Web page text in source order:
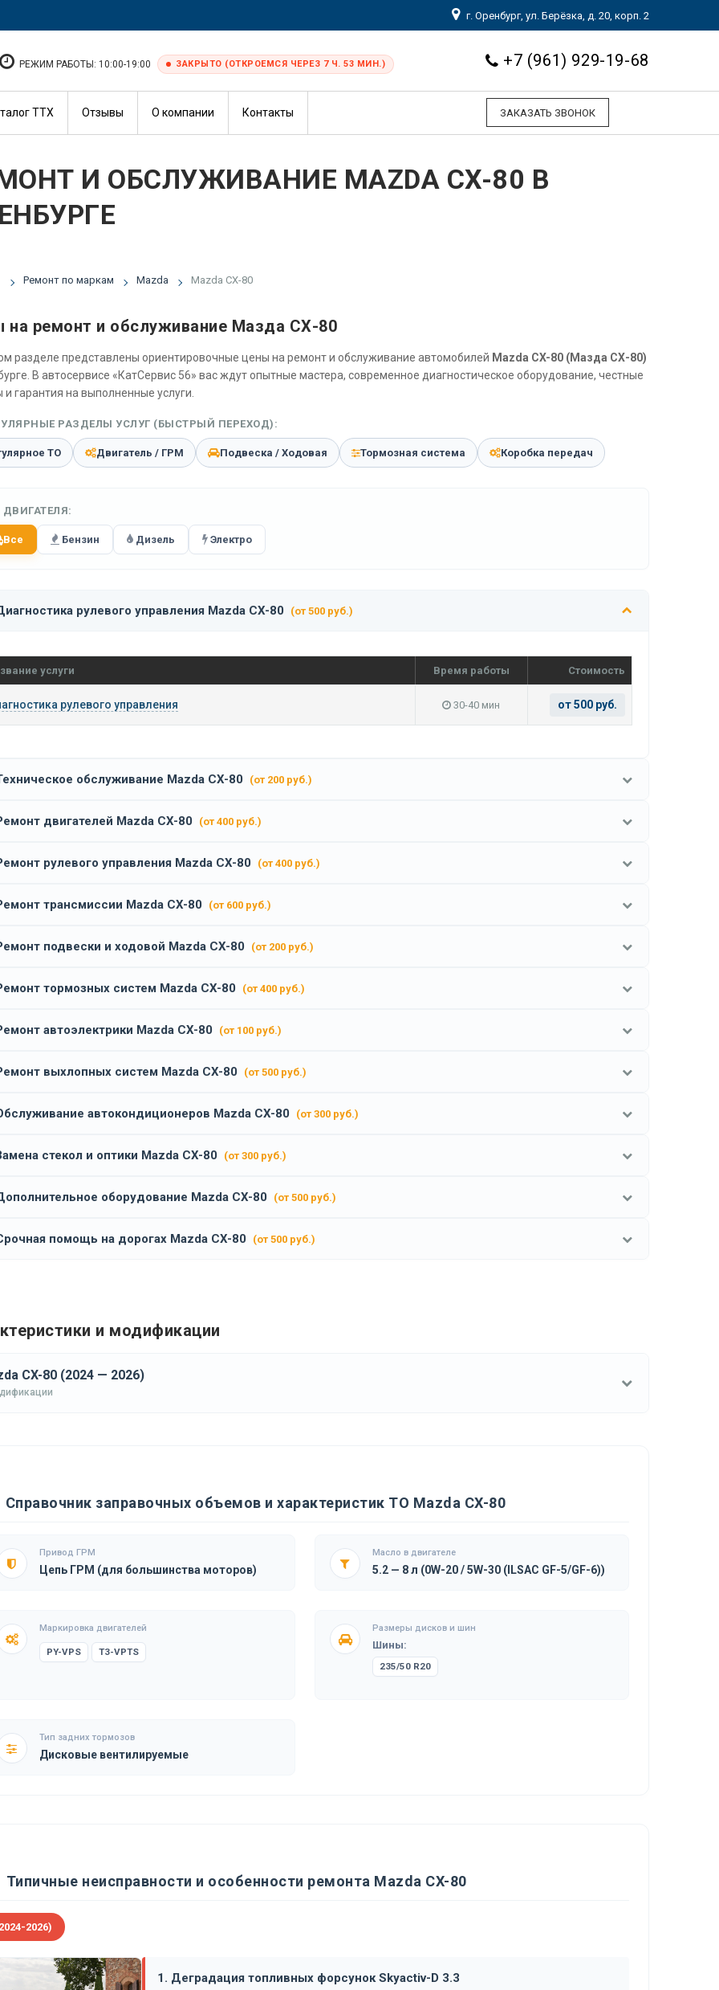
г. Оренбург, ул. Берёзка, д. 20, корп. 2
+7 (961) 929-19-68
РЕЖИМ РАБОТЫ: 10:00-19:00 ЗАКРЫТО (ОТКРОЕМСЯ ЧЕРЕЗ 7 Ч. 53 МИН.)
ЗАКАЗАТЬ ЗВОНОК
ТТХ Отзывы О компании Контакты
И ОБСЛУЖИВАНИЕ MAZDA CX-80 В
Ремонт по маркам Mazda Mazda CX-80
на ремонт и обслуживание Мазда СХ-80
разделе представлены ориентировочные цены на ремонт и обслуживание автомобилей Mazda CX-80 (Мазда СХ-80)
В автосервисе «КатСервис 56» вас ждут опытные мастера, современное диагностическое оборудование, честные
гарантия на выполненные услуги.
РАЗДЕЛЫ УСЛУГ (БЫСТРЫЙ ПЕРЕХОД):
ТО Двигатель / ГРМ Подвеска / Ходовая Тормозная система Коробка передач
Все Бензин Дизель Электро
рулевого управления Mazda CX-80 (от 500 руб.)
услуги Время работы Стоимость
рулевого управления 30-40 мин от 500 руб.
обслуживание Mazda CX-80 (от 200 руб.)
двигателей Mazda CX-80 (от 400 руб.)
рулевого управления Mazda CX-80 (от 400 руб.)
трансмиссии Mazda CX-80 (от 600 руб.)
подвески и ходовой Mazda CX-80 (от 200 руб.)
тормозных систем Mazda CX-80 (от 400 руб.)
автоэлектрики Mazda CX-80 (от 100 руб.)
выхлопных систем Mazda CX-80 (от 500 руб.)
автокондиционеров Mazda CX-80 (от 300 руб.)
стекол и оптики Mazda CX-80 (от 300 руб.)
оборудование Mazda CX-80 (от 500 руб.)
помощь на дорогах Mazda CX-80 (от 500 руб.)
и модификации
CX-80 (2024 — 2026)
Справочник заправочных объемов и характеристик ТО Mazda CX-80
Привод ГРМ
Цепь ГРМ (для большинства моторов)
Масло в двигателе
5.2 — 8 л (0W-20 / 5W-30 (ILSAC GF-5/GF-6))
Маркировка двигателей
PY-VPS T3-VPTS
Размеры дисков и шин
Шины:
235/50 R20
Тип задних тормозов
Дисковые вентилируемые
Типичные неисправности и особенности ремонта Mazda CX-80
2026)
1. Деградация топливных форсунок Skyactiv-D 3.3